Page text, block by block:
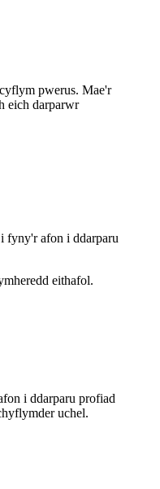
pwerus. Mae'r
eich darparwr
fyny'r afon i ddarparu
eithafol.
i ddarparu profiad
uchel.